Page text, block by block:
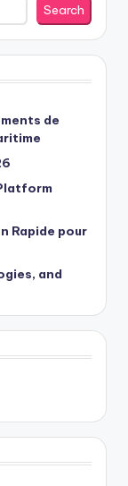
Search
de
Rapide pour
and